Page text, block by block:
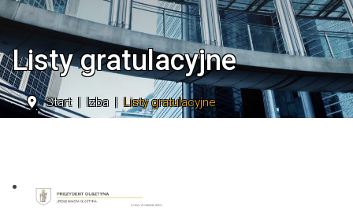
Listy gratulacyjne
Start Izba Listy gratulacyjne